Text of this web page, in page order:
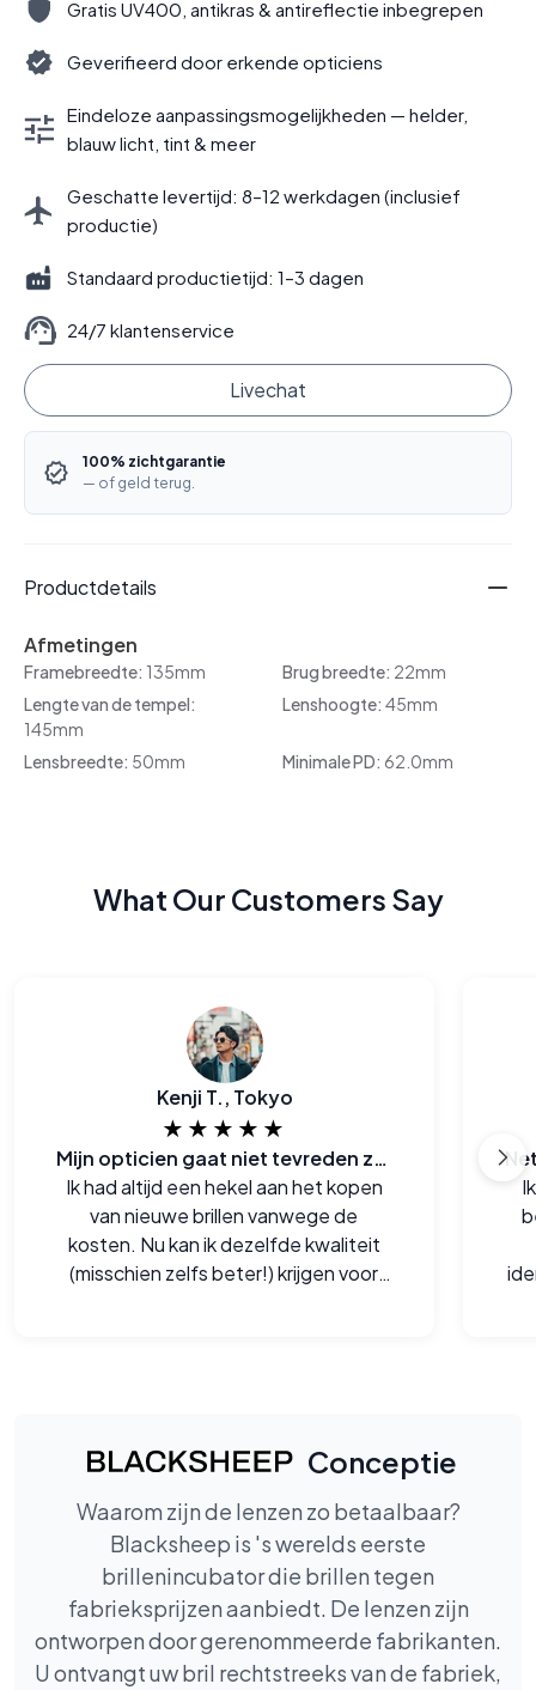
Gratis UV400, antikras & antireflectie inbegrepen
Geverifieerd door erkende opticiens
Eindeloze aanpassingsmogelijkheden — helder,
blauw licht, tint & meer
Geschatte levertijd: 8–12 werkdagen (inclusief
productie)
Standaard productietijd: 1–3 dagen
24/7 klantenservice
Livechat
100% zichtgarantie
— of geld terug.
Productdetails
Afmetingen
Framebreedte: 135mm Brug breedte: 22mm
Lengte van de tempel:
145mm
Lenshoogte: 45mm
Lensbreedte: 50mm Minimale PD: 62.0mm
What Our Customers Say
Kenji T., Tokyo
★★★★★
Mijn opticien gaat niet tevreden zijn met deze website
Ik had altijd een hekel aan het kopen
van nieuwe brillen vanwege de
kosten. Nu kan ik dezelfde kwaliteit
(misschien zelfs beter!) krijgen voor
Conceptie
Waarom zijn de lenzen zo betaalbaar?
Blacksheep is 's werelds eerste
brillenincubator die brillen tegen
fabrieksprijzen aanbiedt. De lenzen zijn
ontworpen door gerenommeerde fabrikanten.
U ontvangt uw bril rechtstreeks van de fabriek,